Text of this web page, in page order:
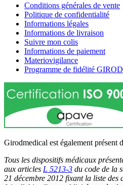
Conditions générales de vente
Politique de confidentialité
Informations légales
Informations de livraison
Suivre mon colis
Informations de paiement
Materiovigilance
Programme de fidélité
Girodmedical est également présent
Tous les dispositifs médicaux
aux articles L 5213-3 du code de la
21 décembre 2012 fixant la liste des